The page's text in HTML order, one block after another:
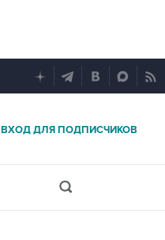
ВХОД ДЛЯ ПОДПИСЧИКОВ